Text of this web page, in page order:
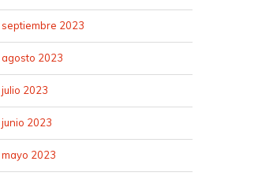
septiembre 2023
agosto 2023
julio 2023
junio 2023
mayo 2023